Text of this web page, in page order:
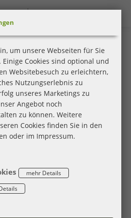
(aktuell)
um unsere Webseiten für Sie
Cookies sind optional und
Websitebesuch zu erleichtern,
Nutzungserlebnis zu
unseres Marketings zu
Angebot noch
zu können. Weitere
Cookies finden Sie in den
oder im Impressum.
haben dadurch die Möglichkeit, in
Stand Ihrer Bewerbungen zu
einzusehen